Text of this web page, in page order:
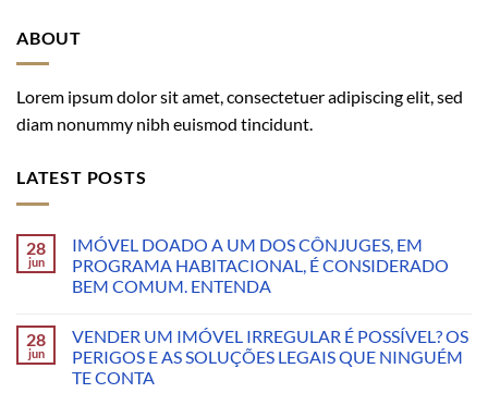
ABOUT
Lorem ipsum dolor sit amet, consectetuer adipiscing elit, sed
diam nonummy nibh euismod tincidunt.
LATEST POSTS
28
jun
IMÓVEL DOADO A UM DOS CÔNJUGES, EM
PROGRAMA HABITACIONAL, É CONSIDERADO
BEM COMUM. ENTENDA
28
jun
VENDER UM IMÓVEL IRREGULAR É POSSÍVEL? OS
PERIGOS E AS SOLUÇÕES LEGAIS QUE NINGUÉM
TE CONTA